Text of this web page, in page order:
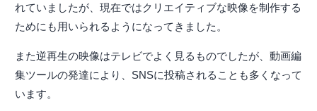
れていましたが、現在ではクリエイティブな映像を制作する
ためにも用いられるようになってきました。
また逆再生の映像はテレビでよく見るものでしたが、動画編
集ツールの発達により、SNSに投稿されることも多くなって
います。